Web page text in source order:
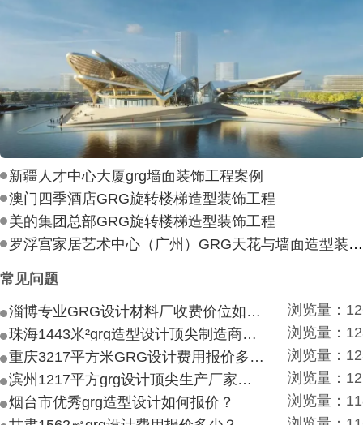
新疆人才中心大厦grg墙面装饰工程案例
澳门四季酒店GRG旋转楼梯造型装饰工程
美的集团总部GRG旋转楼梯造型装饰工程
罗浮宫家居艺术中心（广州）GRG天花与墙面造型装饰工程
常见问题
淄博专业GRG设计材料厂收费价位如何？
浏览量：
珠海1443米²grg造型设计顶尖制造商付费付费多少？
浏览量：
重庆3217平方米GRG设计费用报价多少？
浏览量：
滨州1217平方grg设计顶尖生产厂家价目如何？
浏览量：
烟台市优秀grg造型设计如何报价？
浏览量：